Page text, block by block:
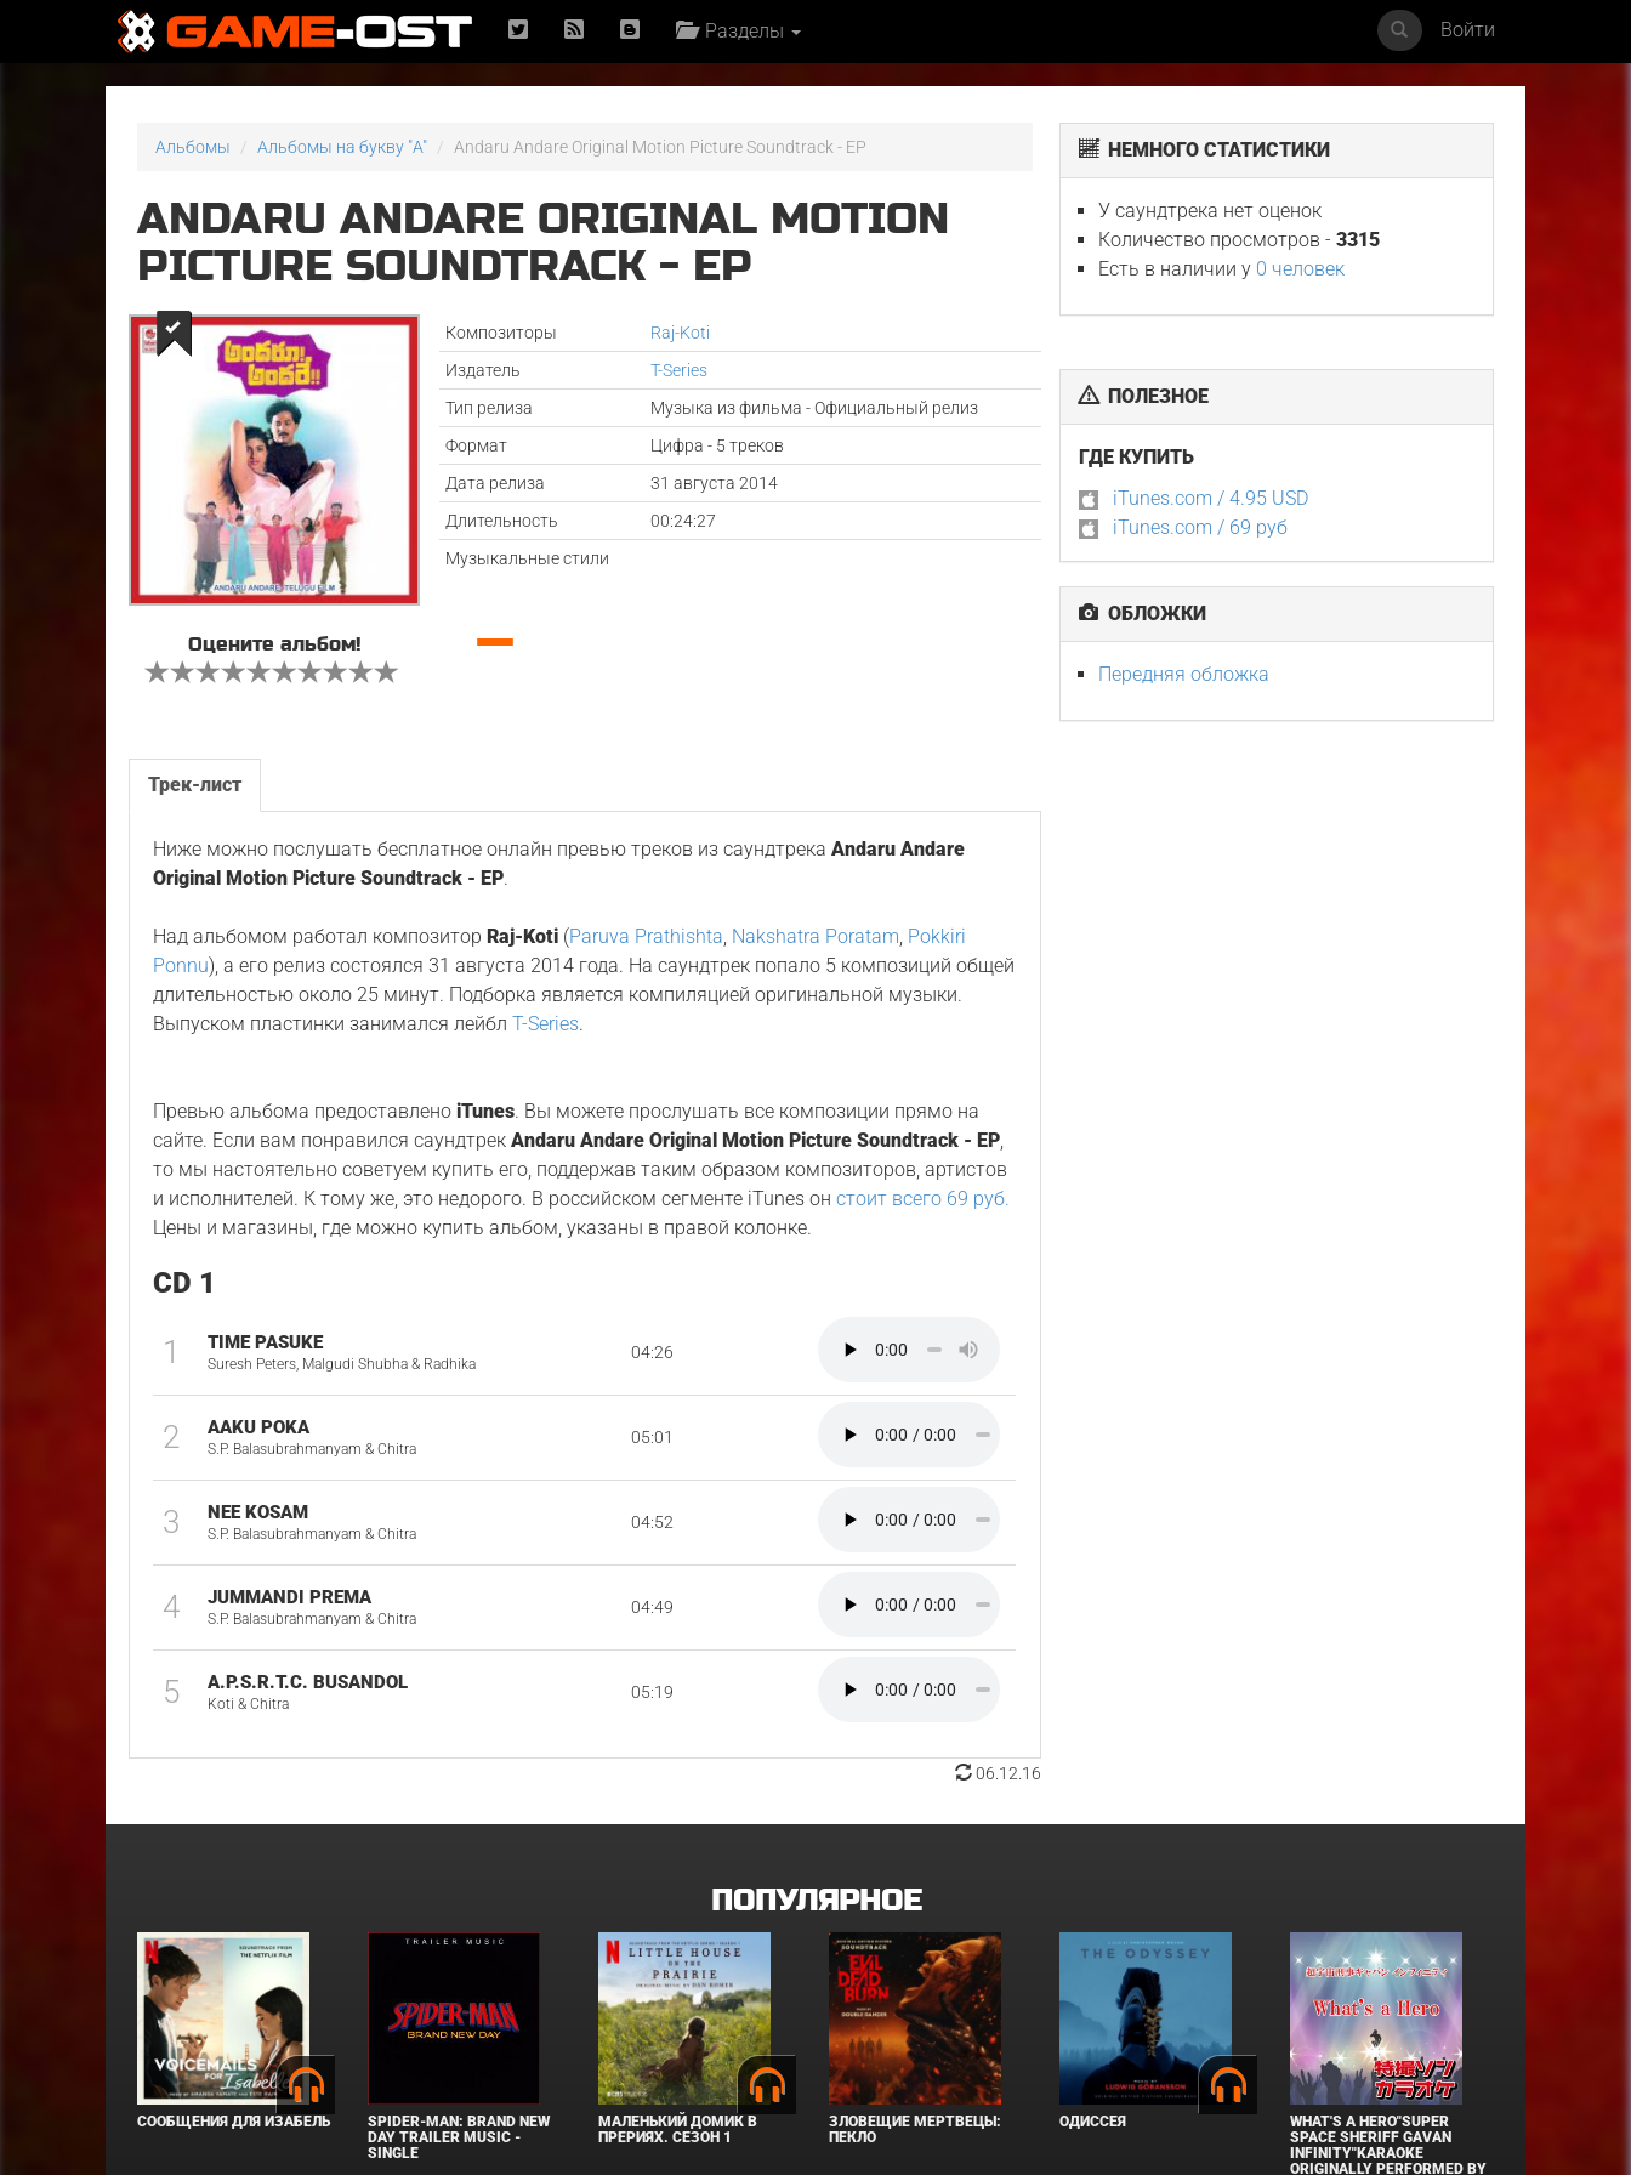
Разделы Войти
Альбомы Альбомы на букву "A" Andaru Andare Original Motion Picture Soundtrack - EP
ANDARU ANDARE ORIGINAL MOTION
PICTURE SOUNDTRACK - EP
Композиторы
Raj-Koti
Издатель
T-Series
Тип релиза
Музыка из фильма - Официальный релиз
Формат
Цифра - 5 треков
Дата релиза
31 августа 2014
Длительность
00:24:27
Музыкальные стили
Оцените альбом! —
Трек-лист
Ниже можно послушать бесплатное онлайн превью треков из саундтрекаAndaru Andare
Original Motion Picture Soundtrack - EP.
Над альбомом работал композитор Raj-Koti (Paruva Prathishta, Nakshatra Poratam, Pokkiri
Ponnu), а его релиз состоялся 31 августа 2014 года. На саундтрек попало 5 композиций общей
длительностью около 25 минут. Подборка является компиляцией оригинальной музыки.
Выпуском пластинки занимался лейблT-Series.
Превью альбома предоставленоiTunes. Вы можете прослушать все композиции прямо на
сайте. Если вам понравился саундтрекAndaru Andare Original Motion Picture Soundtrack - EP,
то мы настоятельно советуем купить его, поддержав таким образом композиторов, артистов
и исполнителей. К тому же, это недорого. В российском сегменте iTunes онстоит всего 69 руб.
Цены и магазины, где можно купить альбом, указаны в правой колонке.
CD 1
1 TIME PASUKE
Suresh Peters, Malgudi Shubha & Radhika
04:26
2 AAKU POKA
S.P. Balasubrahmanyam & Chitra
05:01
3 NEE KOSAM
S.P. Balasubrahmanyam & Chitra
04:52
4 JUMMANDI PREMA
S.P. Balasubrahmanyam & Chitra
04:49
5 A.P.S.R.T.C. BUSANDOL
Koti & Chitra
05:19
06.12.16
НЕМНОГО СТАТИСТИКИ
У саундтрека нет оценок
Количество просмотров -3315
Есть в наличии у 0 человек
ПОЛЕЗНОЕ
ГДЕ КУПИТЬ
iTunes.com / 4.95 USD
iTunes.com / 69 руб
ОБЛОЖКИ
Передняя обложка
ПОПУЛЯРНОЕ
СООБЩЕНИЯ ДЛЯ ИЗАБЕЛЬ
SPIDER-MAN: BRAND NEW
DAY TRAILER MUSIC -
SINGLE
МАЛЕНЬКИЙ ДОМИК В
ПРЕРИЯХ. СЕЗОН 1
ЗЛОВЕЩИЕ МЕРТВЕЦЫ:
ПЕКЛО
ОДИССЕЯ
WHAT'S A HERO"SUPER
SPACE SHERIFF GAVAN
INFINITY"KARAOKE
ORIGINALLY PERFORMED BY